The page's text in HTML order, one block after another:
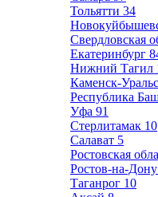
Тольятти 34
Свердловская
Екатеринбург
Нижний Тагил
Каменск-
Республика
Уфа 91
Стерлитамак 10
Салават 5
Ростовская
Ростов-на-Дону
Таганрог 10